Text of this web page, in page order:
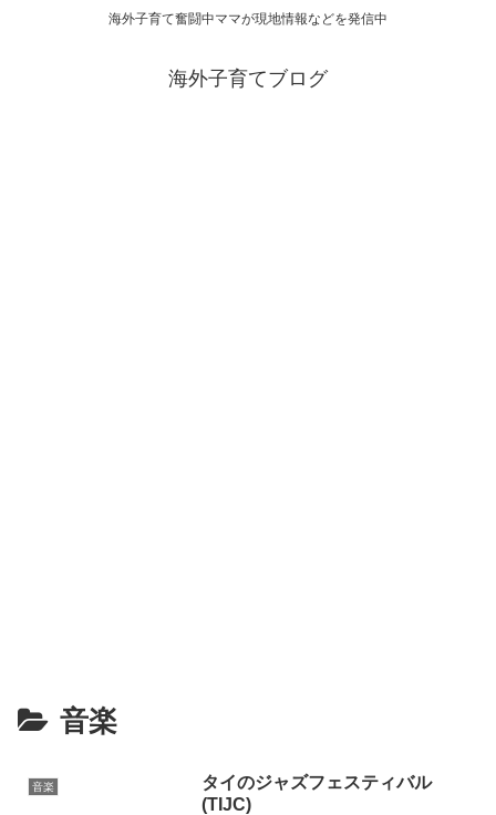
海外子育て奮闘中ママが現地情報などを発信中
海外子育てブログ
音楽
音楽
タイのジャズフェスティバル
(TIJC)